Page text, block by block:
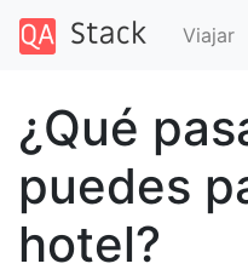
Viajar
¿Qué
puedes
hotel?